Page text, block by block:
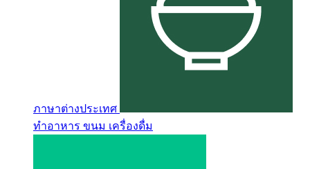
ภาษาต่างประเทศ
ทำอาหาร ขนม เครื่องดื่ม